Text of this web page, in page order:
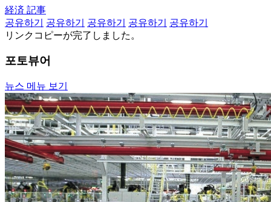
経済 記事
공유하기
공유하기 공유하기 공유하기
공유하기
リンクコピーが完了しました。
포토뷰어
뉴스 메뉴 보기